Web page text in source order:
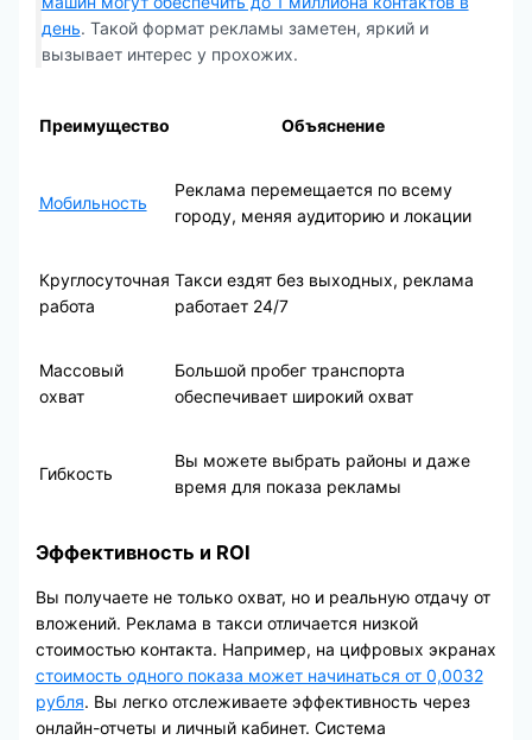
день. Такой формат рекламы заметен, яркий и
вызывает интерес у прохожих.
Преимущество Объяснение
Мобильность
Реклама перемещается по всему
городу, меняя аудиторию и локации
Круглосуточная
работа
Такси ездят без выходных, реклама
работает 24/7
Массовый
охват
Большой пробег транспорта
обеспечивает широкий охват
Гибкость
Вы можете выбрать районы и даже
время для показа рекламы
Эффективность и ROI
Вы получаете не только охват, но и реальную отдачу от
вложений. Реклама в такси отличается низкой
стоимостью контакта. Например, на цифровых экранах
стоимость одного показа может начинаться от 0,0032
рубля. Вы легко отслеживаете эффективность через
онлайн-отчеты и личный кабинет. Система